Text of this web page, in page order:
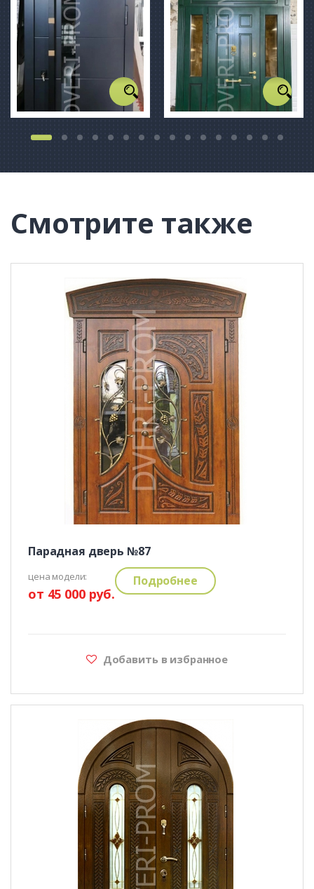
Смотрите также
Парадная дверь №87
цена модели:
от 45 000 руб.
Подробнее
Добавить в избранное